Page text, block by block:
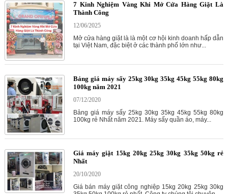
7 Kinh Nghiệm Vàng Khi Mở Cửa Hàng Giặt Là
Thành Công
12/06/2025
Mở cửa hàng giặt là là một cơ hội kinh doanh hấp dẫn
tại Việt Nam, đặc biệt ở các thành phố lớn như...
Bảng giá máy sấy 25kg 30kg 35kg 45kg 55kg 80kg
100kg năm 2021
07/12/2020
Bảng giá máy sấy 25kg 30kg 35kg 45kg 55kg 80kg
100kg rẻ Nhất năm 2021. Máy sấy quần áo, máy...
Giá máy giặt 15kg 20kg 25kg 30kg 35kg 50kg rẻ
Nhất
20/10/2020
Giá bán máy giặt công nghiệp 15kg 20kg 25kg 30kg